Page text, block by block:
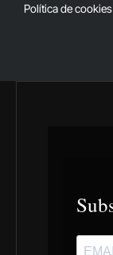
Política de cookies